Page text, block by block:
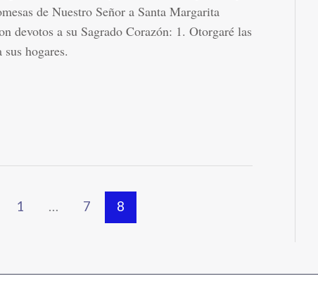
de Nuestro Señor a Santa Margarita
devotos a su Sagrado Corazón: 1. Otorgaré las
hogares.
1 … 7 8